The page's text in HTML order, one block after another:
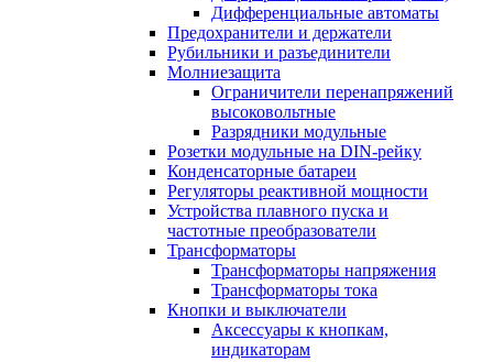
Дифференциальные автоматы
Предохранители и держатели
Рубильники и разъединители
Молниезащита
Ограничители перенапряжений
высоковольтные
Разрядники модульные
Розетки модульные на DIN-рейку
Конденсаторные батареи
Регуляторы реактивной мощности
Устройства плавного пуска и
частотные преобразователи
Трансформаторы
Трансформаторы напряжения
Трансформаторы тока
Кнопки и выключатели
Аксессуары к кнопкам,
индикаторам